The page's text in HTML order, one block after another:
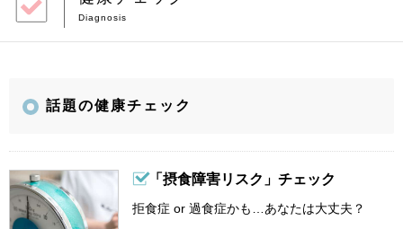
話題の健康チェック
「摂食障害リスク」チェック
拒食症 or 過食症かも…あなたは大丈夫？